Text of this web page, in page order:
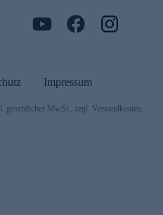
Impressum
gesetzlicher MwSt., zzgl. Versandkosten.